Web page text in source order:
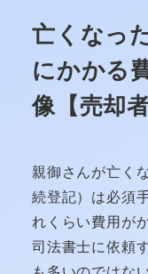
亡くなっ
にかかる
像【売却
親御さんが亡く
続登記）は必須
れくらい費用が
司法書士に依頼